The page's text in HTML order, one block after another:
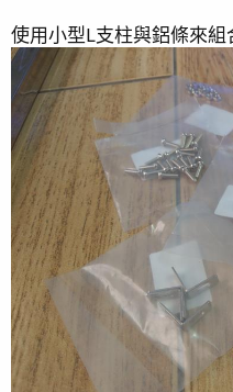
[奶嘴遇難記] 2021-08-10
[主缸淨空兩個月]2021-
[小紅蟲治療後續總結]
[已逝的女王神仙]2021-
使用小型L支柱與鋁條來組